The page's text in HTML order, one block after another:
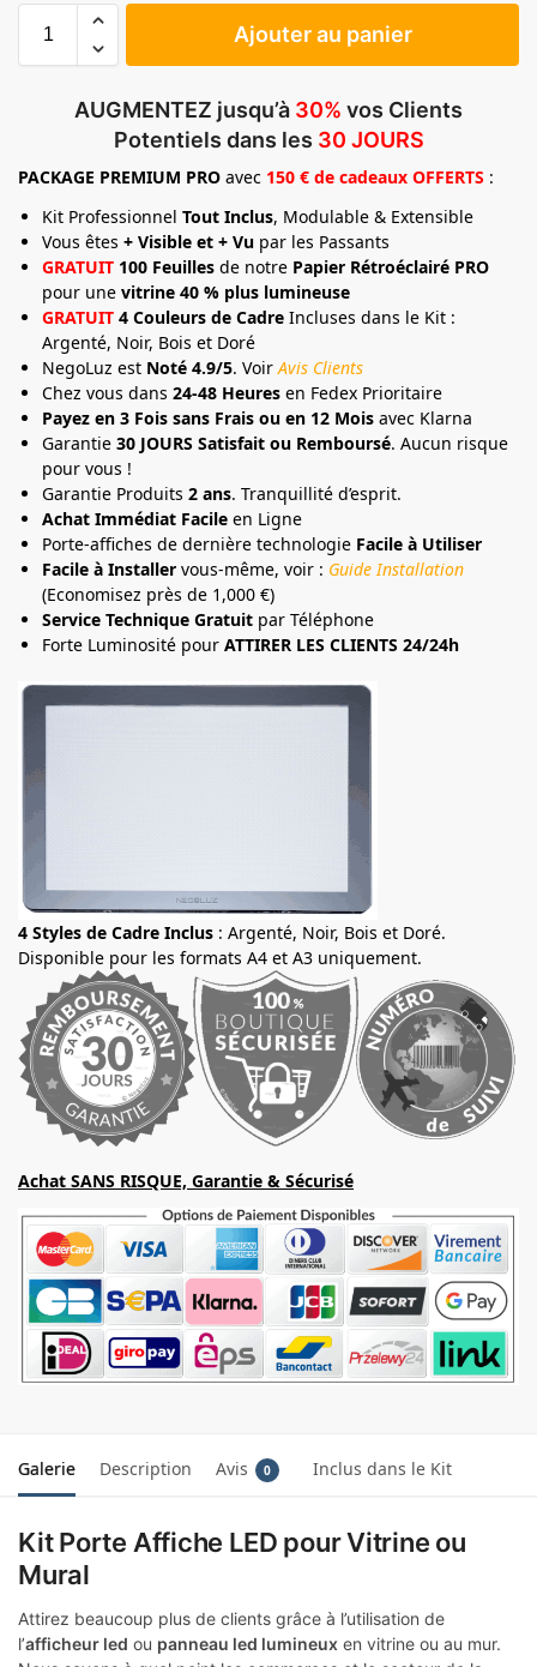
Ajouter au panier
AUGMENTEZ jusqu’à 30% vos Clients
Potentiels dans les 30 JOURS
PACKAGE PREMIUM PRO avec 150 € de cadeaux OFFERTS :
Kit Professionnel Tout Inclus, Modulable & Extensible
Vous êtes + Visible et + Vu par les Passants
GRATUIT 100 Feuilles de notre Papier Rétroéclairé PRO
pour une vitrine 40 % plus lumineuse
GRATUIT 4 Couleurs de Cadre Incluses dans le Kit :
Argenté, Noir, Bois et Doré
NegoLuz est Noté 4.9/5. VoirAvis Clients
Chez vous dans 24-48 Heures en Fedex Prioritaire
Payez en 3 Fois sans Frais ou en 12 Mois avec Klarna
Garantie 30 JOURS Satisfait ou Remboursé. Aucun risque
pour vous !
Garantie Produits 2 ans. Tranquillité d’esprit.
Achat Immédiat Facile en Ligne
Porte-affiches de dernière technologie Facile à Utiliser
Facile à Installer vous-même, voir : Guide Installation
(Economisez près de 1,000 €)
Service Technique Gratuit par Téléphone
Forte Luminosité pour ATTIRER LES CLIENTS 24/24h
4 Styles de Cadre Inclus : Argenté, Noir, Bois et Doré.
Disponible pour les formats A4 et A3 uniquement.
Achat SANS RISQUE, Garantie & Sécurisé
Galerie Description Avis 0 Inclus dans le Kit
Kit Porte Affiche LED pour Vitrine ou
Mural
Attirez beaucoup plus de clients grâce à l’utilisation de
l’afficheur led ou panneau led lumineux en vitrine ou au mur.